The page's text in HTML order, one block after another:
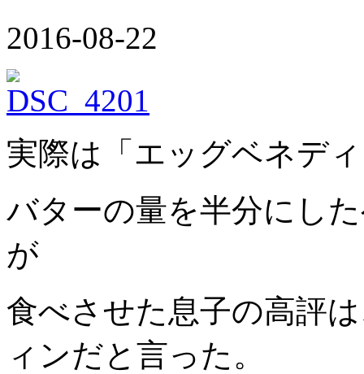
2016-08-22
実際は「エッグベネデ
バターの量を半分にし
が
食べさせた息子の高評
ィンだと言った。